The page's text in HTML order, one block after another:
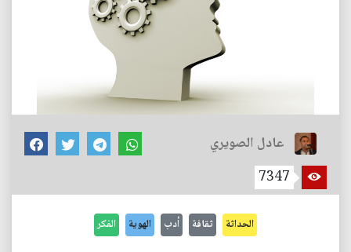
عادل الصويري
7347
الحداثة ثقافة أدب الهوية الفكر